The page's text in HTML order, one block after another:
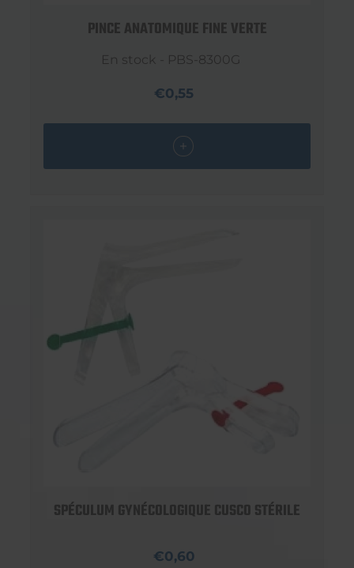
PINCE ANATOMIQUE FINE VERTE
En stock - PBS-8300G
€0,55
SPÉCULUM GYNÉCOLOGIQUE CUSCO STÉRILE
€0,60